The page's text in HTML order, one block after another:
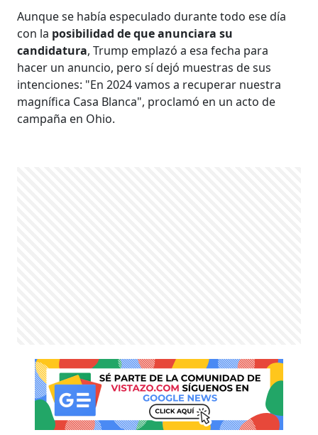
Aunque se había especulado durante todo ese día
con la posibilidad de que anunciara su
candidatura, Trump emplazó a esa fecha para
hacer un anuncio, pero sí dejó muestras de sus
intenciones: "En 2024 vamos a recuperar nuestra
magnífica Casa Blanca", proclamó en un acto de
campaña en Ohio.